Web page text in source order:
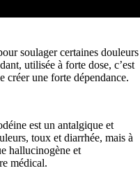
soulager certaines douleurs
utilisée à forte dose, c’est
créer une forte dépendance.
est un antalgique et
toux et diarrhée, mais à
hallucinogène et
médical.